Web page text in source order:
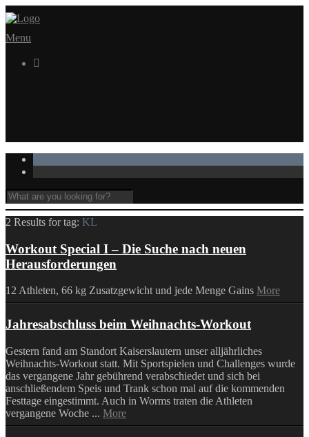
Menu

2 Results fortag: KL
Workout Special I – Die Suche nach neuen
Herausforderungen
12 Athleten, 66 kg Zusatzgewicht und jede Menge Gains More
Jahresabschluss beim Weihnachts-Workout
Gestern fand am Standort Kaiserslautern unser alljährliches
Weihnachts-Workout statt. Mit Sportspielen und Challenges wurde
das vergangene Jahr gebührend verabschiedet und sich bei
anschließendem Speis und Trank schon mal auf die kommenden
Festtage eingestimmt. Auch in Worms traten die Athleten
vergangene Woche ... More